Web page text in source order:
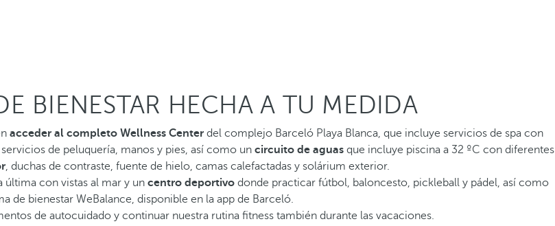
BIENESTAR HECHA A TU MEDIDA
acceder al completo Wellness Center del complejo Barceló Playa Blanca, que incluye servicios de spa con
de peluquería, manos y pies, así como un circuito de aguasque incluye piscina a 32 ºC con diferentes
, duchas de contraste, fuente de hielo, camas calefactadas y solárium exterior.
última con vistas al mar y un centro deportivo donde practicar fútbol, baloncesto, pickleball y pádel, así como
de bienestar WeBalance, disponible en la app de Barceló.
de autocuidado y continuar nuestra rutina fitness también durante las vacaciones.